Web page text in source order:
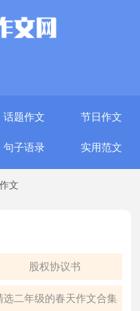
话题作文 节日作文
句子语录 实用范文
文
股权协议书
选二年级的春天作文合集